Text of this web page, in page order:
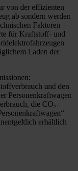
von der effizienten
ab sondern werden
Faktoren
für Kraftstoff- und
Laden der
und den
Personenkraftwagen
die CO₂-
erhältlich